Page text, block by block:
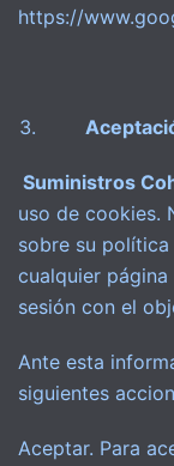
https://
Aceptación
Suministros
uso de cookies.
sobre su
cualquier
sesión con el
Ante esta
siguientes
Aceptar. Para